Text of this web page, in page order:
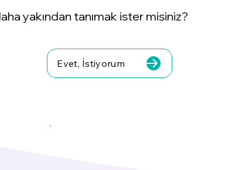
yakından tanımak ister misiniz?
Evet, İstiyorum